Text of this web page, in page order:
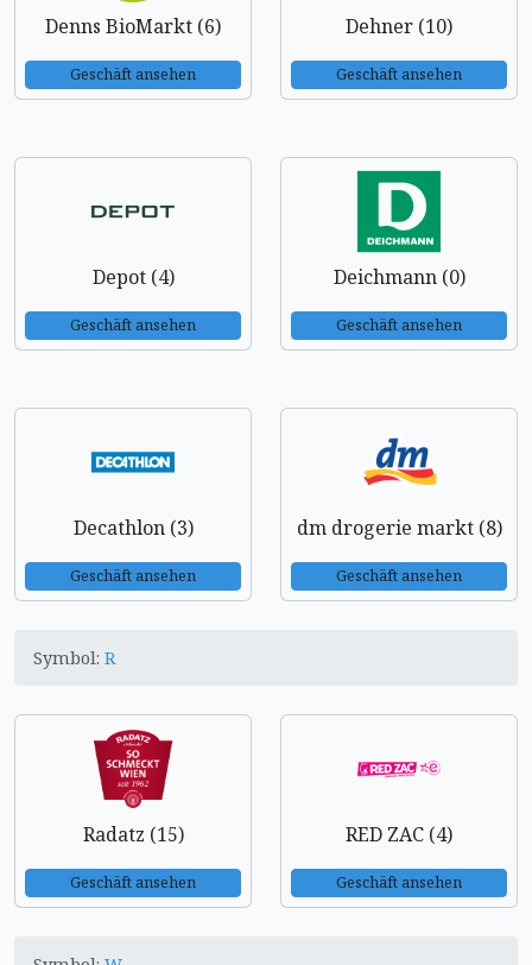
Denns BioMarkt (6)
Geschäft ansehen
Dehner (10)
Geschäft ansehen
Depot (4)
Geschäft ansehen
Deichmann (0)
Geschäft ansehen
Decathlon (3)
Geschäft ansehen
dm drogerie markt (8)
Geschäft ansehen
Symbol: R
Radatz (15)
Geschäft ansehen
RED ZAC (4)
Geschäft ansehen